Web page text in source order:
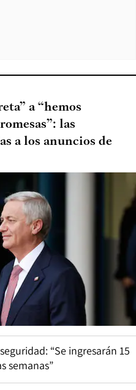
a “hemos
las
a los anuncios de
“Se ingresarán 15
semanas”